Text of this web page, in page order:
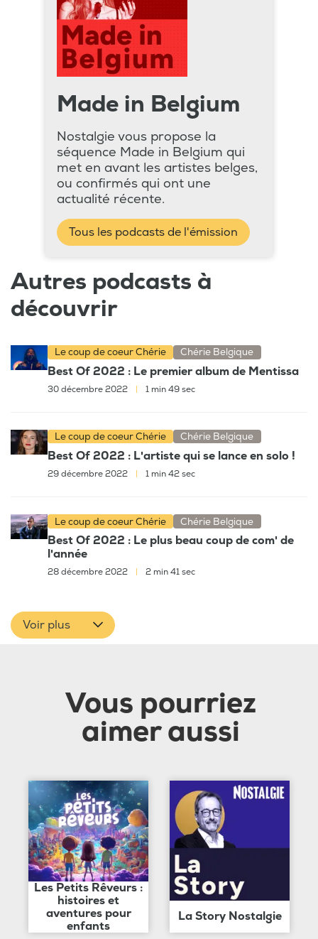
Made in Belgium
Nostalgie vous propose la
séquence Made in Belgium qui
met en avant les artistes belges,
ou confirmés qui ont une
actualité récente.
Tous les podcasts de l'émission
Autres podcasts à
découvrir
Le coup de coeur Chérie Chérie Belgique
Best Of 2022 : Le premier album de Mentissa
30 décembre 2022 1 min 49 sec
Le coup de coeur Chérie Chérie Belgique
Best Of 2022 : L'artiste qui se lance en solo !
29 décembre 2022 1 min 42 sec
Le coup de coeur Chérie Chérie Belgique
Best Of 2022 : Le plus beau coup de com' de
l'année
28 décembre 2022 | 2 min 41 sec
Voir plus
Vous pourriez
aimer aussi
Les Petits Rêveurs :
histoires et
aventures pour
enfants
La Story Nostalgie